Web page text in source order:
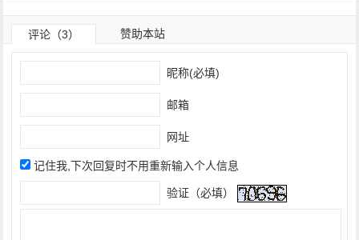
评论（3） 赞助本站
昵称(必填)
邮箱
网址
记住我,下次回复时不用重新输入个人信息
验证（必填）